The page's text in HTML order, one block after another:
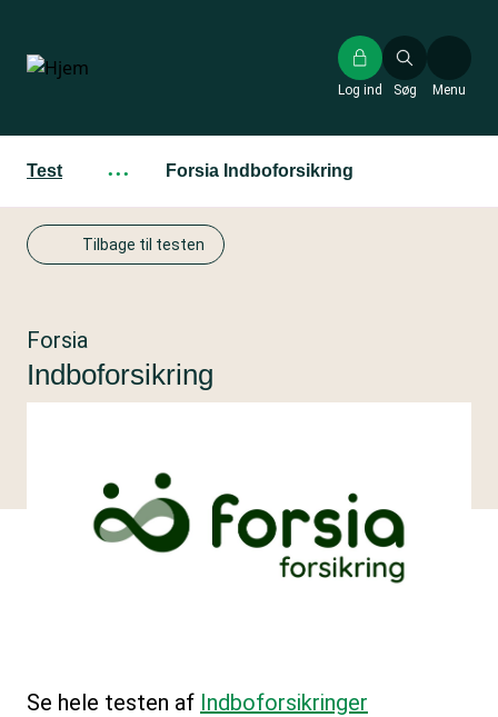
hovedindhold
Søg
Log ind Menu
Test ··· Forsia Indboforsikring
Tilbage til testen
Forsia
Indboforsikring
Se hele testen af Indboforsikringer